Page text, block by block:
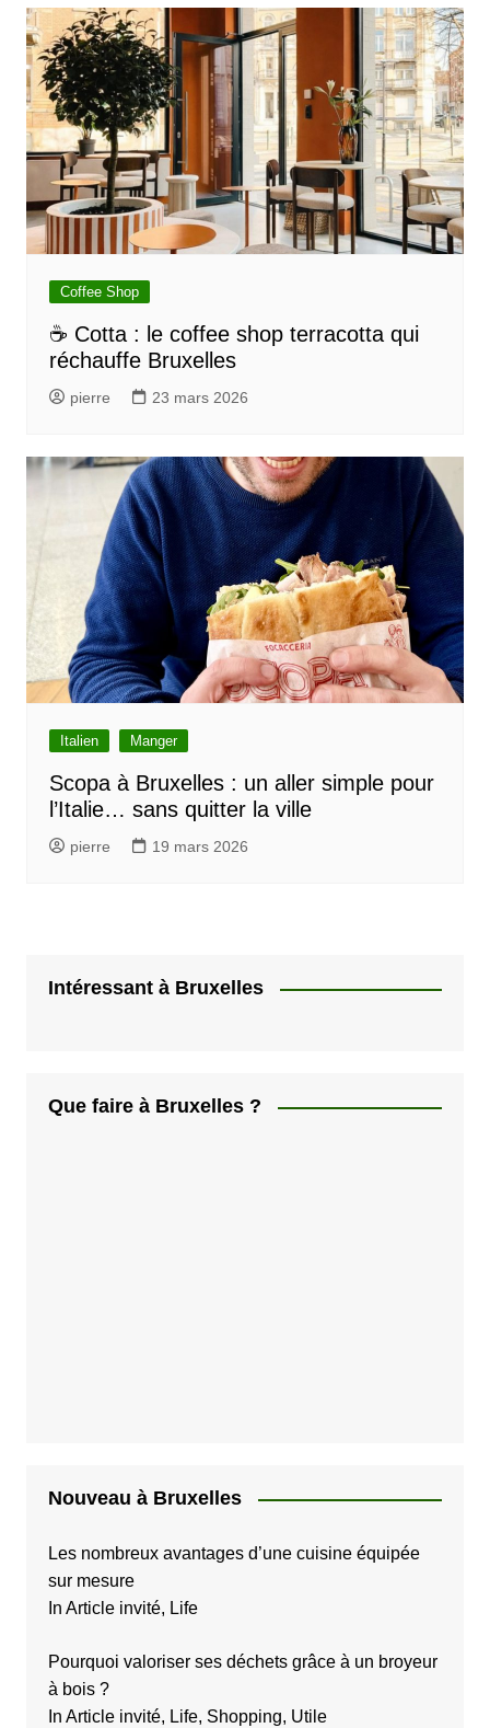
Coffee Shop
☕ Cotta : le coffee shop terracotta qui
réchauffe Bruxelles
pierre 23 mars 2026
Italien Manger
Scopa à Bruxelles : un aller simple pour
l’Italie… sans quitter la ville
pierre 19 mars 2026
Intéressant à Bruxelles
Que faire à Bruxelles ?
Nouveau à Bruxelles
Les nombreux avantages d’une cuisine équipée
sur mesure
In Article invité, Life
Pourquoi valoriser ses déchets grâce à un broyeur
à bois ?
In Article invité, Life, Shopping, Utile